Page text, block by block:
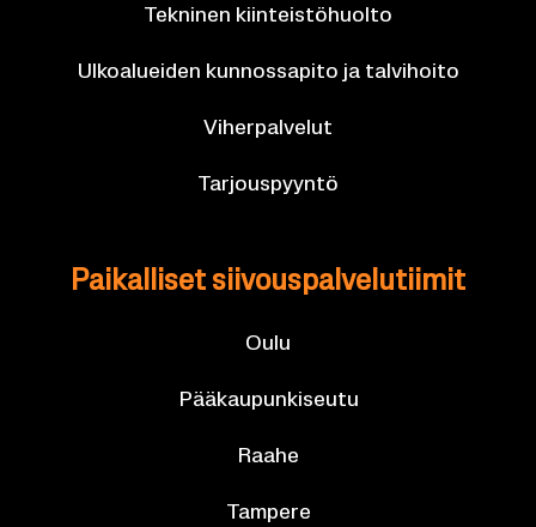
Tek­ni­nen kiin­teis­tö­huol­to
Ul­koa­luei­den kun­nos­sa­pi­to ja tal­vi­hoi­to
Vi­her­pal­ve­lut
Tar­jous­pyyn­tö
Pai­kal­li­set sii­vous­pal­ve­lu­tii­mit
Oulu
Pää­kau­pun­ki­seu­tu
Raahe
Tam­pe­re